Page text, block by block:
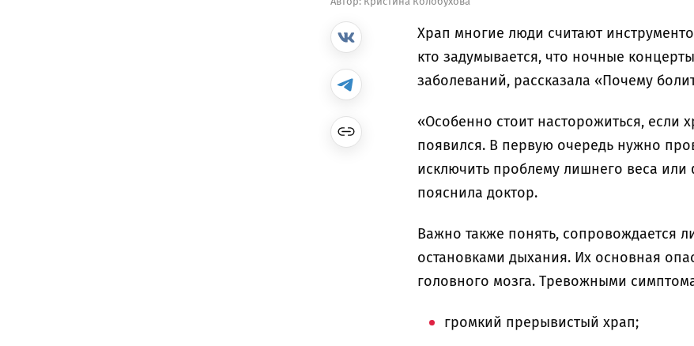
Храп многие люди считают
кто задумывается, что ночные
заболеваний, рассказала «Почему
«Особенно стоит насторожиться, если
появился. В первую очередь нужно
исключить проблему лишнего веса
пояснила доктор.
Важно также понять, сопровождается
остановками дыхания. Их основная
головного мозга. Тревожными
громкий прерывистый храп;